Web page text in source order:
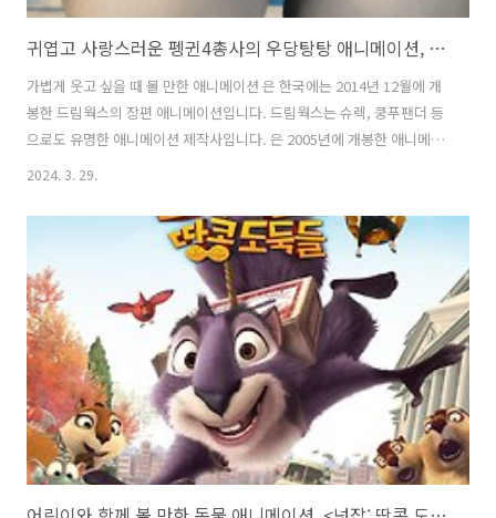
귀엽고 사랑스러운 펭귄4총사의 우당탕탕 애니메이션, 마다가스카의 펭귄
가볍게 웃고 싶을 때 볼 만한 애니메이션 은 한국에는 2014년 12월에 개
봉한 드림웍스의 장편 애니메이션입니다. 드림웍스는 슈렉, 쿵푸팬더 등
으로도 유명한 애니메이션 제작사입니다. 은 2005년에 개봉한 애니메이
션인 에서 조연으로 등장했었던 펭귄들이 주인공이 되어서 나온 작품입
애니메이션이었습니다. SK BTV에서 무료 애니메이션으로 올라와 우연
히 보게 되었는데, 기대 없이 봐서 그런지 더 재미있게 웃으며 보았습니
다. 4명의 펭귄들의 요란한 움직임과 끊임없는 입놀림이 귀여우면서도
개그스럽습니다. 개그센스나 동물들의 제스처, 표정 등이 요즘스럽게 재
미있어서 개봉한 지 얼마 안 된 애니메이션이라고 생각했었는데, 찾아보
니 생각보다 오래전에 ..
2024. 3. 29.